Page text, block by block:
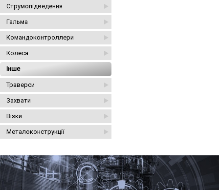
Струмопідведення
Гальма
Командоконтроллери
Колеса
Інше
Траверси
Захвати
Візки
Металоконструкції